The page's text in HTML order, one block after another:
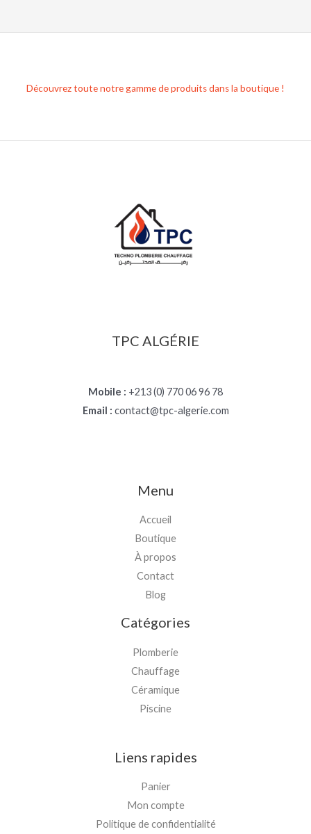
Découvrez toute notre gamme de produits dans la boutique !
TPC ALGÉRIE
Mobile : +213 (0) 770 06 96 78
Email : contact@tpc-algerie.com
Menu
Accueil
Boutique
À propos
Contact
Blog
Catégories
Plomberie
Chauffage
Céramique
Piscine
Liens rapides
Panier
Mon compte
Politique de confidentialité